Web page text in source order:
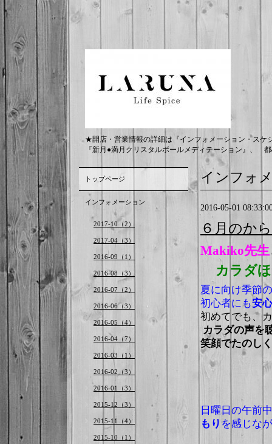
★開店・営業情報の詳細は『インフォメーション・ス
『新月●満月クリスタルボールメディテーション』、
インフォ
2016-05-01
６月のか
Makiko先生
カラダ
夏に向け季節
初心者にも安
初めてでも、
カラダの声を
笑顔でたのし
日曜日の午前
もり を感じな
トップページ
インフォメーション
2017-10（2）
2017-04（3）
2016-09（1）
2016-08（3）
2016-07（2）
2016-06（3）
2016-05（4）
2016-04（7）
2016-03（1）
2016-02（3）
2016-01（3）
2015-12（3）
2015-11（4）
2015-10（1）